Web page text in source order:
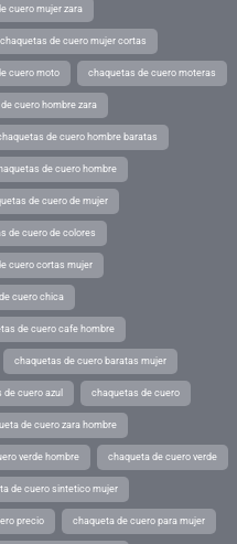
cuero mujer zara
chaquetas de cuero mujer cortas
cuero moto chaquetas de cuero moteras
cuero hombre zara
de cuero hombre baratas
de cuero hombre
de cuero de mujer
de cuero de colores
cuero cortas mujer
cuero chica
de cuero cafe hombre
chaquetas de cuero baratas mujer
de cuero azul chaquetas de cuero
de cuero zara hombre
verde hombre chaqueta de cuero verde
de cuero sintetico mujer
precio chaqueta de cuero para mujer